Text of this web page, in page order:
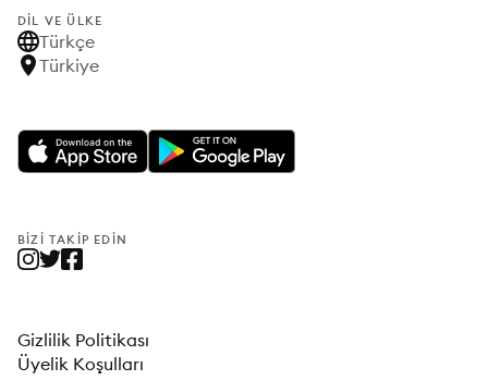
DIL VE ÜLKE
Türkçe
Türkiye
BIZI TAKIP EDIN
Gizlilik Politikası
Üyelik Koşulları